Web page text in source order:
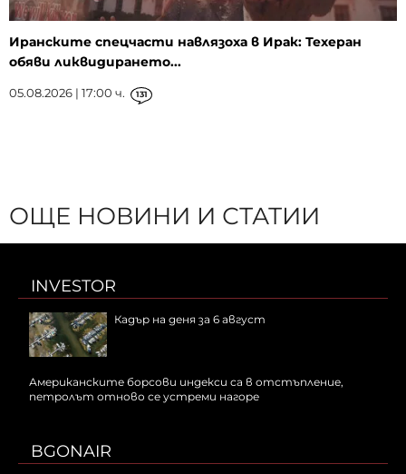
Иранските спецчасти навлязоха в Ирак: Техеран
обяви ликвидирането...
05.08.2026 | 17:00 ч. 131
ОЩЕ НОВИНИ И СТАТИИ
INVESTOR
Кадър на деня за 6 август
Американските борсови индекси са в отстъпление,
петролът отново се устреми нагоре
BGONAIR